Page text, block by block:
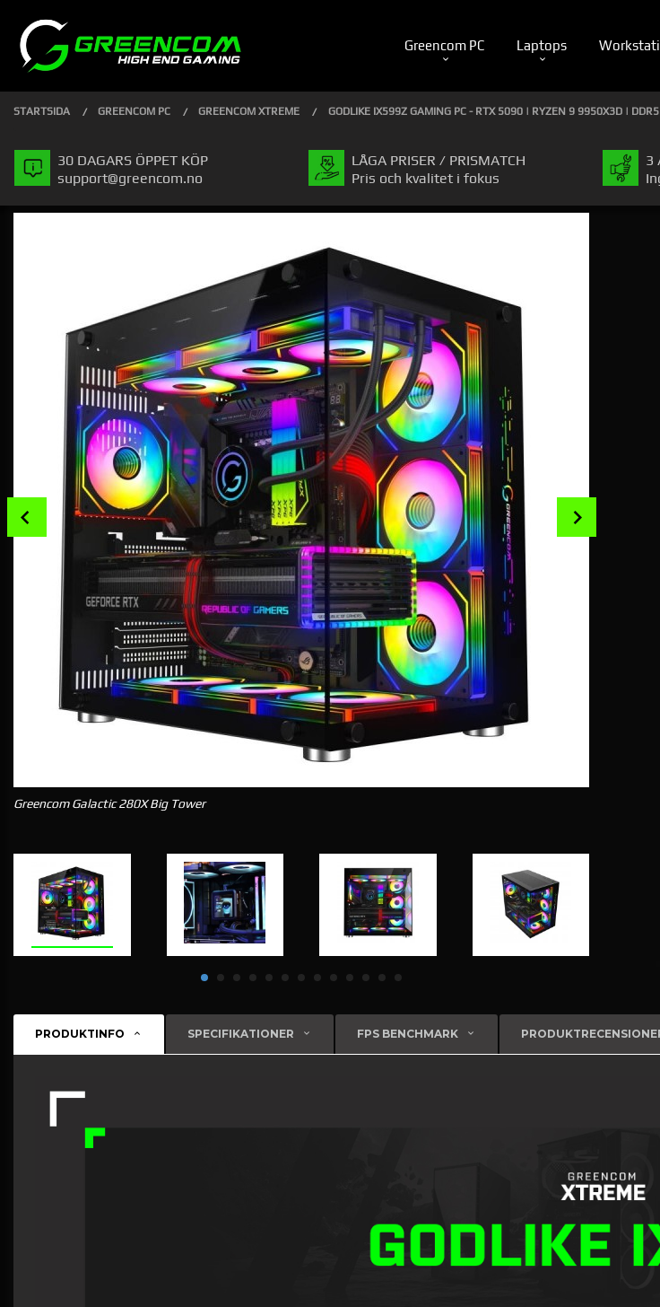
innehåll
PRODUKTER
Greencom PC Laptops
Stäng
STARTSIDA GREENCOM PC GREENCOM XTREME GODLIKE IX599Z GAMING PC - RTX 5090 | RYZEN 9 9950X3D |
30 DAGARS ÖPPET KÖP
support@greencom.no
LÅGA PRISER / PRISMATCH
Pris och kvalitet i fokus
3
Greencom Galactic 280X Big Tower
Prev
PRODUKTINFO SPECIFIKATIONER FPS BENCHMARK